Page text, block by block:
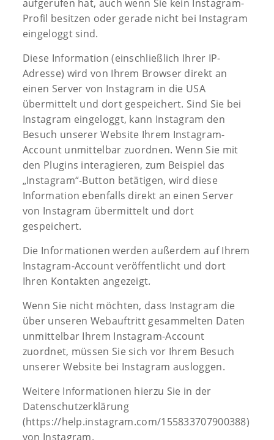
aufgerufen hat, auch wenn Sie kein Instagram-
Profil besitzen oder gerade nicht bei Instagram
eingeloggt sind.
Diese Information (einschließlich Ihrer IP-
Adresse) wird von Ihrem Browser direkt an
einen Server von Instagram in die USA
übermittelt und dort gespeichert. Sind Sie bei
Instagram eingeloggt, kann Instagram den
Besuch unserer Website Ihrem Instagram-
Account unmittelbar zuordnen. Wenn Sie mit
den Plugins interagieren, zum Beispiel das
„Instagram“-Button betätigen, wird diese
Information ebenfalls direkt an einen Server
von Instagram übermittelt und dort
gespeichert.
Die Informationen werden außerdem auf Ihrem
Instagram-Account veröffentlicht und dort
Ihren Kontakten angezeigt.
Wenn Sie nicht möchten, dass Instagram die
über unseren Webauftritt gesammelten Daten
unmittelbar Ihrem Instagram-Account
zuordnet, müssen Sie sich vor Ihrem Besuch
unserer Website bei Instagram ausloggen.
Weitere Informationen hierzu Sie in der
Datenschutzerklärung
(https://help.instagram.com/155833707900388)
von Instagram.